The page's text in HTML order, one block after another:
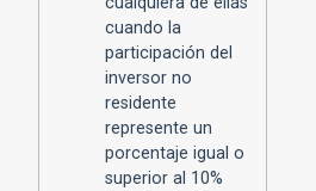
cuando la
participación del
inversor no
residente
represente un
porcentaje igual o
superior al 10%